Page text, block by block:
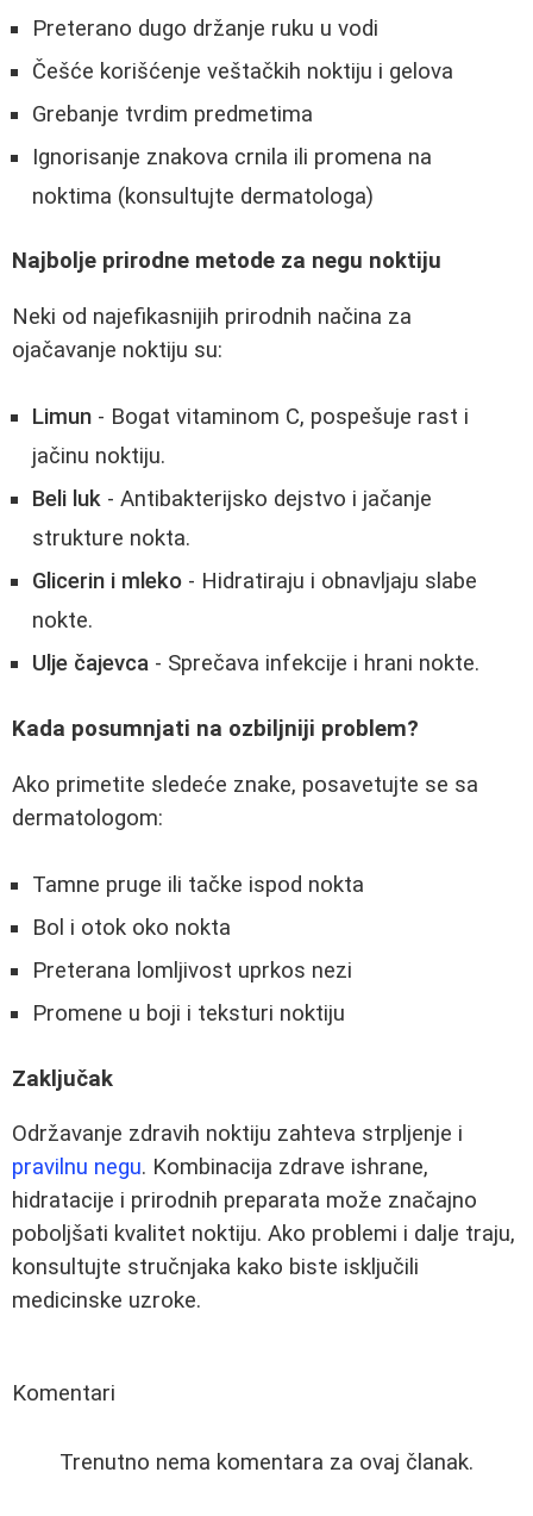
Preterano dugo držanje ruku u vodi
Češće korišćenje veštačkih noktiju i gelova
Grebanje tvrdim predmetima
Ignorisanje znakova crnila ili promena na
noktima (konsultujte dermatologa)
Najbolje prirodne metode za negu noktiju
Neki od najefikasnijih prirodnih načina za
ojačavanje noktiju su:
Limun - Bogat vitaminom C, pospešuje rast i
jačinu noktiju.
Beli luk - Antibakterijsko dejstvo i jačanje
strukture nokta.
Glicerin i mleko - Hidratiraju i obnavljaju slabe
nokte.
Ulje čajevca - Sprečava infekcije i hrani nokte.
Kada posumnjati na ozbiljniji problem?
Ako primetite sledeće znake, posavetujte se sa
dermatologom:
Tamne pruge ili tačke ispod nokta
Bol i otok oko nokta
Preterana lomljivost uprkos nezi
Promene u boji i teksturi noktiju
Zaključak
Održavanje zdravih noktiju zahteva strpljenje i
pravilnu negu. Kombinacija zdrave ishrane,
hidratacije i prirodnih preparata može značajno
poboljšati kvalitet noktiju. Ako problemi i dalje traju,
konsultujte stručnjaka kako biste isključili
medicinske uzroke.
Komentari
Trenutno nema komentara za ovaj članak.